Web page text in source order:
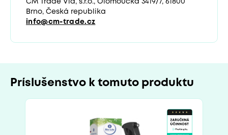
CM Trade Via, s.r.o., Olomoucká 3419/7, 61800
Brno, Česká republika
info@cm-trade.cz
Príslušenstvo k tomuto produktu